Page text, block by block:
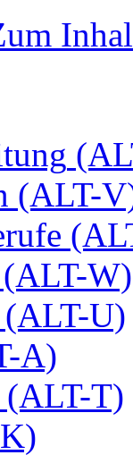
(ALT-
(ALT-W)
(ALT-U)
A)
(ALT-T)